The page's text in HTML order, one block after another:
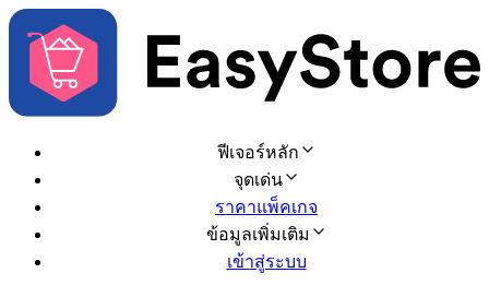
ฟีเจอร์หลัก
จุดเด่น
ราคาแพ็คเกจ
ข้อมูลเพิ่มเติม
เข้าสู่ระบบ